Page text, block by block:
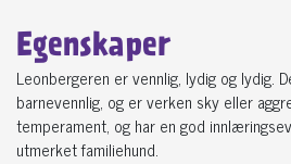
Egenskaper
Leonbergeren er vennlig, lydig og lydig.
barnevennlig, og er verken sky eller
temperament, og har en god
utmerket familiehund.